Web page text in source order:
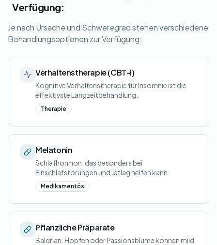
Verfügung:
Je nach Ursache und Schweregrad stehen verschiedene
Behandlungsoptionen zur Verfügung:
Verhaltenstherapie (CBT-I)
Kognitive Verhaltenstherapie für Insomnie ist die
effektivste Langzeitbehandlung.
Therapie
Melatonin
Schlafhormon, das besonders bei
Einschlafstörungen und Jetlag helfen kann.
Medikamentös
Pflanzliche Präparate
Baldrian, Hopfen oder Passionsblume können mild